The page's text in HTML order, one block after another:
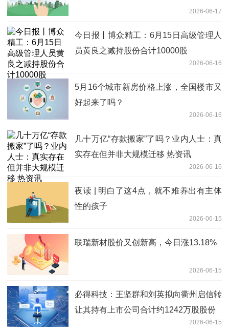
2026-06-17
今日报丨博众精工：6月15日高级管理人
员黄良之减持股份合计10000股
2026-06-16
5月16个城市新房价格上涨，全国楼市又
好起来了吗？
2026-06-16
几十万亿“存款搬家”了吗？业内人士：真
实存在但并非大规模迁移 热资讯
2026-06-16
夜读 | 明白了这4点，就不难养出有主体
性的孩子
2026-06-15
联瑞新材股价又创新高，今日涨13.18%
2026-06-15
必得科技：王坚群和刘英拟向衢州启信转
让其持有上市公司合计约1242万股股份
2026-06-15